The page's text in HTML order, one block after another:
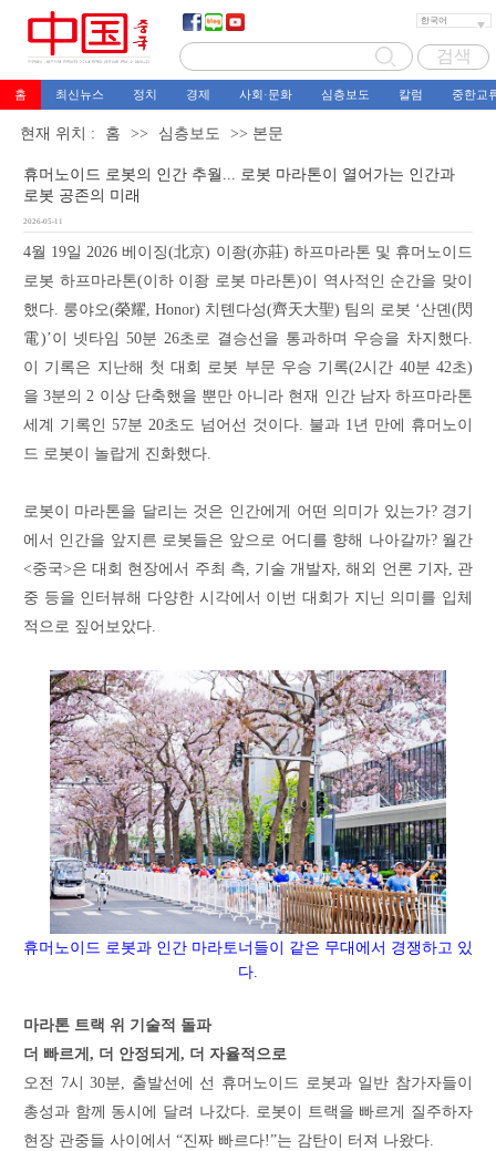
홈 최신뉴스 정치 경제 사회·문화 심층보도 칼럼 중한교
현재 위치 : 홈 >> 심층보도 >> 본문
휴머노이드 로봇의 인간 추월... 로봇 마라톤이 열어가는 인간과
로봇 공존의 미래
2026-05-11
4월 19일 2026 베이징(北京) 이좡(亦莊) 하프마라톤 및 휴머노이드
로봇 하프마라톤(이하 이좡 로봇 마라톤)이 역사적인 순간을 맞이
했다. 룽야오(榮耀, Honor) 치톈다성(齊天大聖) 팀의 로봇 ‘산뎬(閃
電)’이 넷타임 50분 26초로 결승선을 통과하며 우승을 차지했다.
이 기록은 지난해 첫 대회 로봇 부문 우승 기록(2시간 40분 42초)
을 3분의 2 이상 단축했을 뿐만 아니라 현재 인간 남자 하프마라톤
세계 기록인 57분 20초도 넘어선 것이다. 불과 1년 만에 휴머노이
드 로봇이 놀랍게 진화했다.
로봇이 마라톤을 달리는 것은 인간에게 어떤 의미가 있는가? 경기
에서 인간을 앞지른 로봇들은 앞으로 어디를 향해 나아갈까? 월간
<중국>은 대회 현장에서 주최 측, 기술 개발자, 해외 언론 기자, 관
중 등을 인터뷰해 다양한 시각에서 이번 대회가 지닌 의미를 입체
적으로 짚어보았다.
휴머노이드 로봇과 인간 마라토너들이 같은 무대에서 경쟁하고 있
다.
마라톤 트랙 위 기술적 돌파
더 빠르게, 더 안정되게, 더 자율적으로
오전 7시 30분, 출발선에 선 휴머노이드 로봇과 일반 참가자들이
총성과 함께 동시에 달려 나갔다. 로봇이 트랙을 빠르게 질주하자
현장 관중들 사이에서 “진짜 빠르다!”는 감탄이 터져 나왔다.